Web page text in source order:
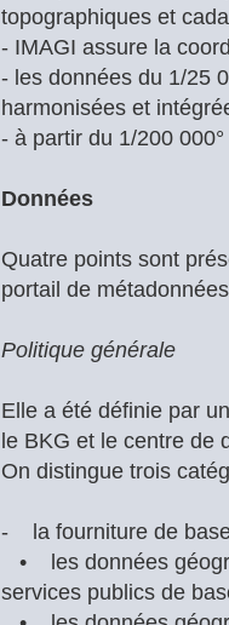
topographiques et
- IMAGI assure la
- les données du 1/25
harmonisées et
- à partir du 1/200
Données
Quatre points sont
portail de
Politique générale
Elle a été définie par
le BKG et le centre de
On distingue trois
- la fourniture de
• les données
services publics de